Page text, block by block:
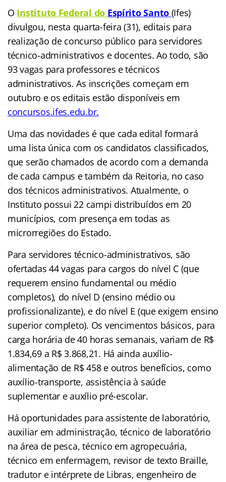
O Instituto Federal do Espírito Santo (Ifes)
divulgou, nesta quarta-feira (31), editais para
realização de concurso público para servidores
técnico-administrativos e docentes. Ao todo, são
93 vagas para professores e técnicos
administrativos. As inscrições começam em
outubro e os editais estão disponíveis em
concursos.ifes.edu.br.
Uma das novidades é que cada edital formará
uma lista única com os candidatos classificados,
que serão chamados de acordo com a demanda
de cada campus e também da Reitoria, no caso
dos técnicos administrativos. Atualmente, o
Instituto possui 22 campi distribuídos em 20
municípios, com presença em todas as
microrregiões do Estado.
Para servidores técnico-administrativos, são
ofertadas 44 vagas para cargos do nível C (que
requerem ensino fundamental ou médio
completos), do nível D (ensino médio ou
profissionalizante), e do nível E (que exigem ensino
superior completo). Os vencimentos básicos, para
carga horária de 40 horas semanais, variam de R$
1.834,69 a R$ 3.868,21. Há ainda auxílio-
alimentação de R$ 458 e outros benefícios, como
auxílio-transporte, assistência à saúde
suplementar e auxílio pré-escolar.
Há oportunidades para assistente de laboratório,
auxiliar em administração, técnico de laboratório
na área de pesca, técnico em agropecuária,
técnico em enfermagem, revisor de texto Braille,
tradutor e intérprete de Libras, engenheiro de